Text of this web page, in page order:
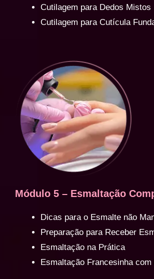
Cutilagem para Dedos Mistos
Cutilagem para Cutícula
Módulo 5 – Esmaltação
Dicas para o Esmalte não
Preparação para Receber
Esmaltação na Prática
Esmaltação Francesinha com